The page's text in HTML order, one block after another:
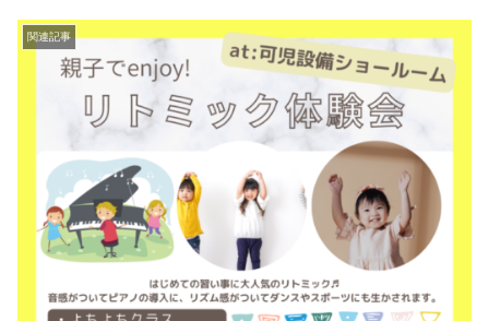
関連記事